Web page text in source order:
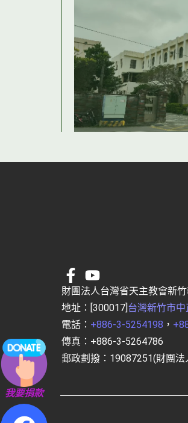
財團法人台灣省天主教會新
地址：[300017]台灣新竹市
電話： +886-3-5254198 ，
傳真：+886-3-5264786
郵政劃撥：19087251(財團
我要捐款